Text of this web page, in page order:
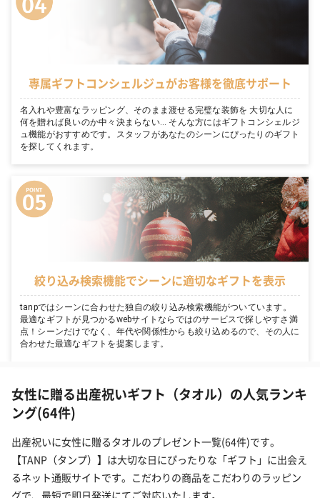
専属ギフトコンシェルジュがお客様を徹底サポート
名入れや豊富なラッピング、そのまま渡せる完璧な装飾を 大切な人に
何を贈れば良いのか中々決まらない… そんな方にはギフトコンシェルジ
ュ機能がおすすめです。スタッフがあなたのシーンにぴったりのギフト
を探してくれます。
絞り込み検索機能でシーンに適切なギフトを表示
tanpではシーンに合わせた独自の絞り込み検索機能がついています。
最適なギフトが見つかるwebサイトならではのサービスで探しやすさ満
点！シーンだけでなく、年代や関係性からも絞り込めるので、その人に
合わせた最適なギフトを提案します。
女性に贈る出産祝いギフト（タオル）の人気ランキ
ング(64件)
出産祝いに女性に贈るタオルのプレゼント一覧(64件)です。
【TANP（タンプ）】は大切な日にぴったりな「ギフト」に出会え
るネット通販サイトです。こだわりの商品をこだわりのラッピン